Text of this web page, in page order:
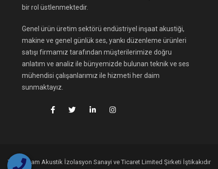
bir rol üstlenmektedir.
Genel ürün üretim sektörü endüstriyel inşaat akustiği,
makine ve genel günlük ses, yankı düzenleme ürünleri
satışı firmamız tarafından müşterilerimize doğru
anlatım ve analiz ile bünyemizde bulunan teknik ve ses
mühendisi çalışanlarımız ile hizmeti her daim
sunmaktayız.
Teknofoam Akustik İzolasyon Sanayi ve Ticaret Limited Şirketi İştikakıdır